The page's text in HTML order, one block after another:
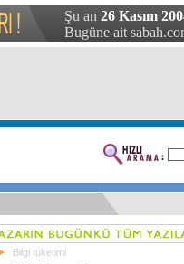
Şu an 26 Kasım
Bugüne ait
Bilgi tüketimi